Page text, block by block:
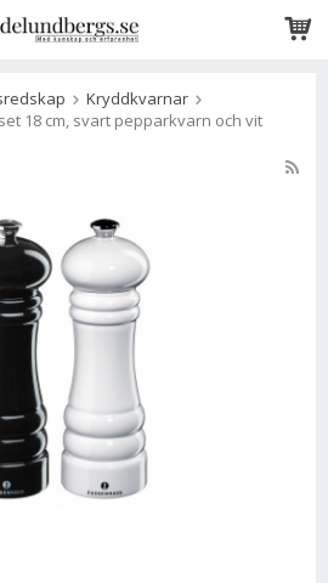
Kryddkvarnar
18 cm, svart pepparkvarn och vit